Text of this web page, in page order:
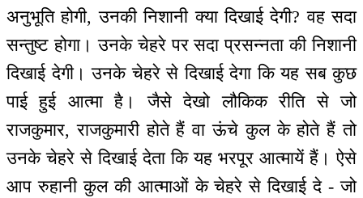
अनुभूति होगी, उनकी निशानी क्या दिखाई देगी? वह सदा
सन्तुष्ट होगा। उनके चेहरे पर सदा प्रसन्नता की निशानी
दिखाई देगी। उनके चेहरे से दिखाई देगा कि यह सब कुछ
पाई हुई आत्मा है। जैसे देखो लौकिक रीति से जो
राजकुमार, राजकुमारी होते हैं वा ऊंचे कुल के होते हैं तो
उनके चेहरे से दिखाई देता कि यह भरपूर आत्मायें हैं। ऐसे
आप रुहानी कुल की आत्माओं के चेहरे से दिखाई दे - जो